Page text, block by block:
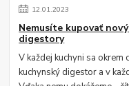
12.01.2023
Nemusíte kupovať
digestory
V každej kuchyni sa okrem
kuchynský digestor a v